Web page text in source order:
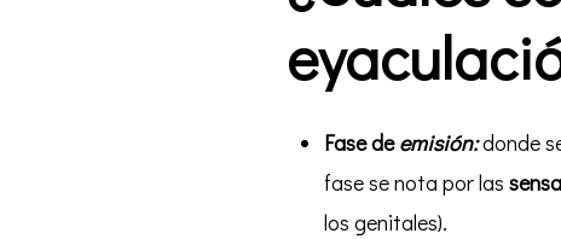
Fase deemisión:donde
fase se nota por las
los genitales).